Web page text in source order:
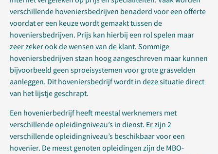
verschillende hoveniersbedrijven benaderd voor een offerte
voordat er een keuze wordt gemaakt tussen de
hoveniersbedrijven. Prijs kan hierbij een rol spelen maar
zeer zeker ook de wensen van de klant. Sommige
hoveniersbedrijven staan hoog aangeschreven maar kunnen
bijvoorbeeld geen sproeisystemen voor grote grasvelden
aanleggen. Dit hoveniersbedrijf wordt in deze situatie direct
van het lijstje geschrapt.
Een hovenierbedrijf heeft meestal werknemers met
verschillende opleidingniveau’s in dienst. Er zijn 2
verschillende opleidingniveau’s beschikbaar voor een
hovenier. De meest genoten opleidingen zijn de MBO-